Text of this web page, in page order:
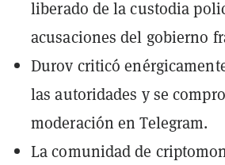
liberado de la custodia
acusaciones del gobierno
Durov criticó
las autoridades y se
moderación en Telegram.
La comunidad de